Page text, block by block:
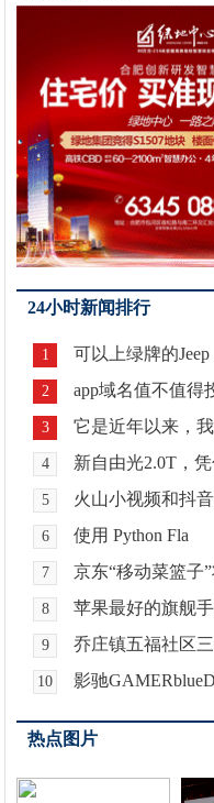
24小时新闻排行
1 可以上绿牌的
2 app域名值不值得
3 它是近年以来，
4 新自由光2.0T，
5 火山小视频和抖
6 使用 Python Fla
7 京东“移动菜篮子
8 苹果最好的旗舰
9 乔庄镇五福社区
10 影驰
热点图片